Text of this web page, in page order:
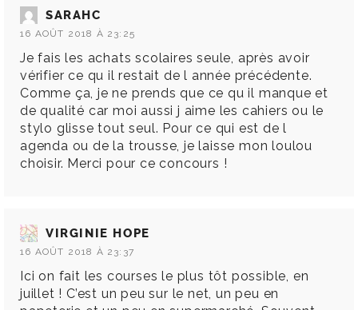
SARAHC
16 AOÛT 2018 À 23:25
Je fais les achats scolaires seule, après avoir
vérifier ce qu il restait de l année précédente.
Comme ça, je ne prends que ce qu il manque et
de qualité car moi aussi j aime les cahiers ou le
stylo glisse tout seul. Pour ce qui est de l
agenda ou de la trousse, je laisse mon loulou
choisir. Merci pour ce concours !
VIRGINIE HOPE
16 AOÛT 2018 À 23:37
Ici on fait les courses le plus tôt possible, en
juillet ! C’est un peu sur le net, un peu en